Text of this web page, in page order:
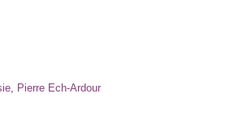
Pierre Ech-Ardour